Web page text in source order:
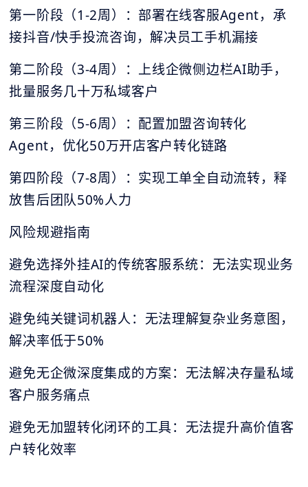
第一阶段（1-2周）：部署在线客服Agent，承
接抖音/快手投流咨询，解决员工手机漏接
第二阶段（3-4周）：上线企微侧边栏AI助手，
批量服务几十万私域客户
第三阶段（5-6周）：配置加盟咨询转化
Agent，优化50万开店客户转化链路
第四阶段（7-8周）：实现工单全自动流转，释
放售后团队50%人力
风险规避指南
避免选择外挂AI的传统客服系统：无法实现业务
流程深度自动化
避免纯关键词机器人：无法理解复杂业务意图，
解决率低于50%
避免无企微深度集成的方案：无法解决存量私域
客户服务痛点
避免无加盟转化闭环的工具：无法提升高价值客
户转化效率